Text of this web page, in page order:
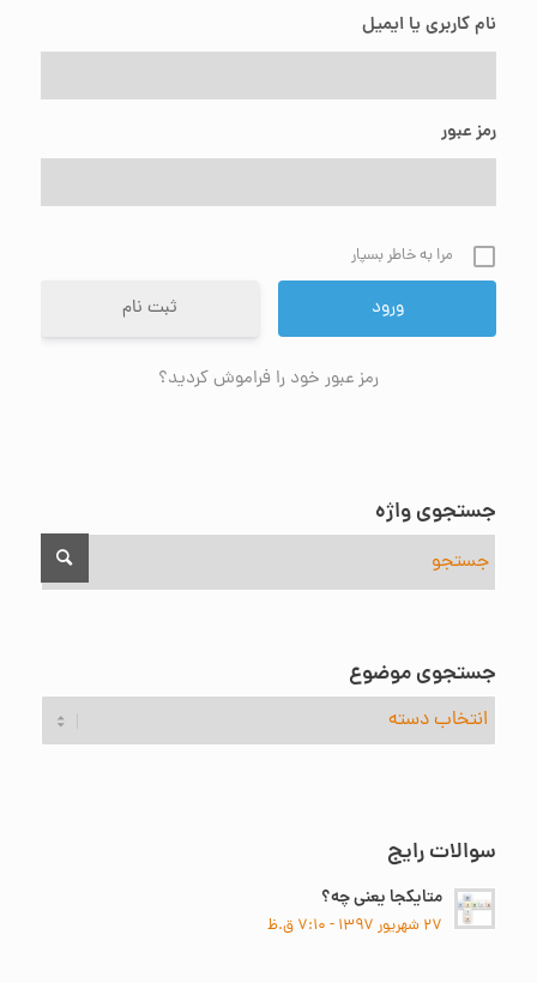
نام کاربری یا ایمیل
رمز عبور
مرا به خاطر بسپار
ثبت نام
رمز عبور خود را فراموش کردید؟
جستجوی واژه
جستجوی موضوع
جستجوی
موضوع
سوالات رایج
متایکجا یعنی چه؟
۲۷ شهریور ۱۳۹۷ - ۷:۱۰ ق.ظ